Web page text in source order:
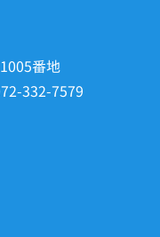
番地
332-7579